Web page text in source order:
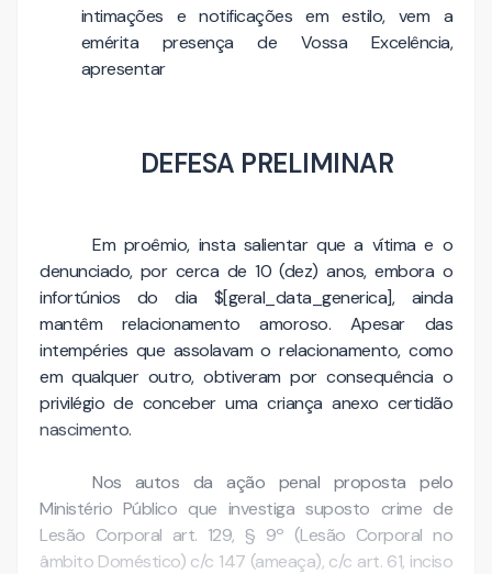
intimações e notificações em estilo, vem a
emérita presença de Vossa Excelência,
apresentar
DEFESA PRELIMINAR
Em proêmio, insta salientar que a vítima e o
denunciado, por cerca de 10 (dez) anos, embora o
infortúnios do dia $[geral_data_generica], ainda
mantêm relacionamento amoroso. Apesar das
intempéries que assolavam o relacionamento, como
em qualquer outro, obtiveram por consequência o
privilégio de conceber uma criança anexo certidão
nascimento.
Nos autos da ação penal proposta pelo
Ministério Público que investiga suposto crime de
Lesão Corporal art. 129, § 9º (Lesão Corporal no
âmbito Doméstico) c/c 147 (ameaça), c/c art. 61, inciso